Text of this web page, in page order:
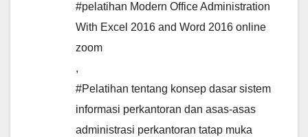
#pelatihan Modern Office Administration
With Excel 2016 and Word 2016 online
zoom
,
#Pelatihan tentang konsep dasar sistem
informasi perkantoran dan asas-asas
administrasi perkantoran tatap muka